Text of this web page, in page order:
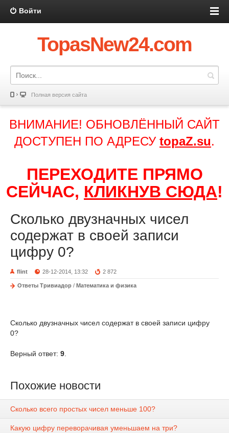
Войти
TopasNew24.com
Полная версия сайта
ВНИМАНИЕ! ОБНОВЛЁННЫЙ САЙТ
ДОСТУПЕН ПО АДРЕСУ topaZ.su.
ПЕРЕХОДИТЕ ПРЯМО
СЕЙЧАС, КЛИКНУВ СЮДА!
Сколько двузначных чисел
содержат в своей записи
цифру 0?
flint 28-12-2014, 13:32 2 872
Ответы Тривиадор / Математика и физика
Сколько двузначных чисел содержат в своей записи цифру
0?
Верный ответ: 9
Похожие новости
Сколько всего простых чисел меньше 100?
Какую цифру переворачивая уменьшаем на три?